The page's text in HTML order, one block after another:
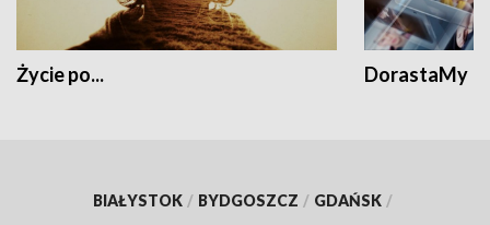
Życie po... DorastaMy
BIAŁYSTOK / BYDGOSZCZ / GDAŃSK /